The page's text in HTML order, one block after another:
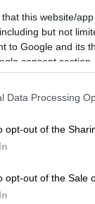
that this website/
but not
to Google and its
consent section.
Data Processing
opt-out of the
opt-out of the Sale
ΑΑΔΕ.
και
(2023)
αριθμό